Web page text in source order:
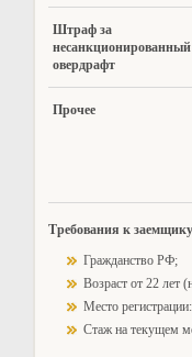
Штраф за
несанкционированный
овердрафт
Прочее
Требования к
Гражданство РФ;
Возраст от 22 лет
Место
Стаж на текущем